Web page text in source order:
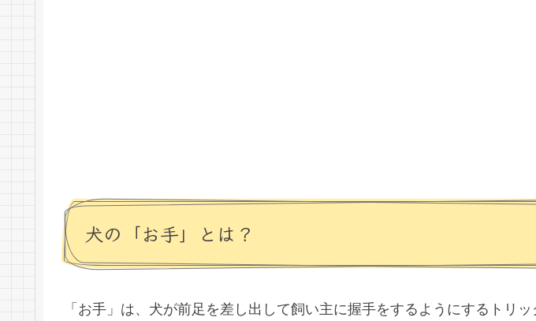
犬の「お手」とは？
「お手」は、犬が前足を差し出して飼い主に握手をするようにするトリ